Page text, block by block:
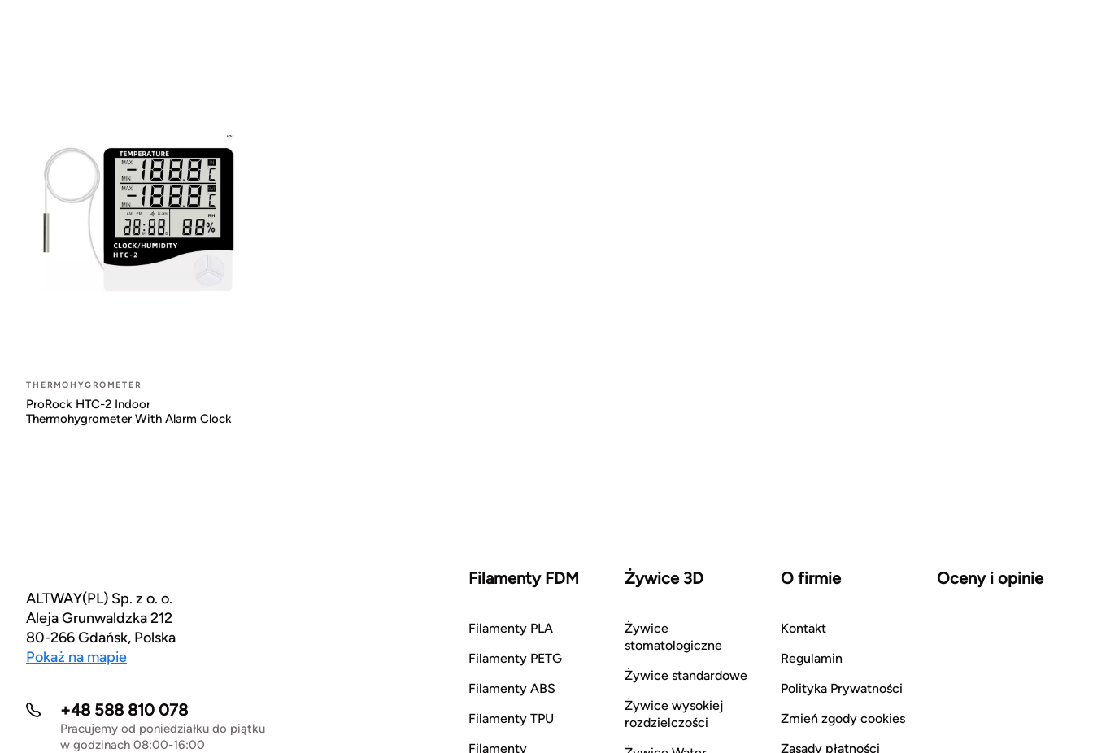
THERMOHYGROMETER
ProRock HTC-2 Indoor
Thermohygrometer With Alarm Clock
ALTWAY(PL) Sp. z o. o.
Aleja Grunwaldzka 212
80-266 Gdańsk, Polska
Pokaż na mapie
+48 588 810 078
Pracujemy od poniedziałku do piątku
w godzinach 08:00-16:00
Filamenty FDM
Filamenty PLA
Filamenty PETG
Filamenty ABS
Filamenty TPU
Filamenty
Żywice 3D
Żywice
stomatologiczne
Żywice standardowe
Żywice wysokiej
rozdzielczości
O firmie
Kontakt
Regulamin
Polityka Prywatności
Zmień zgody cookies
Zasady płatności
Oceny i opinie